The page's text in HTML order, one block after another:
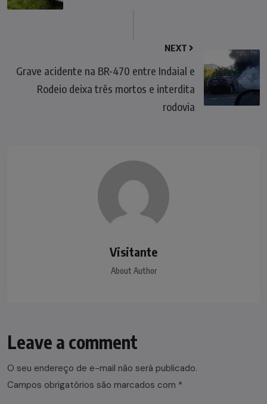
NEXT
Grave acidente na BR-470 entre Indaial e
Rodeio deixa três mortos e interdita
rodovia
Visitante
About Author
Leave a comment
O seu endereço de e-mail não será publicado.
Campos obrigatórios são marcados com *